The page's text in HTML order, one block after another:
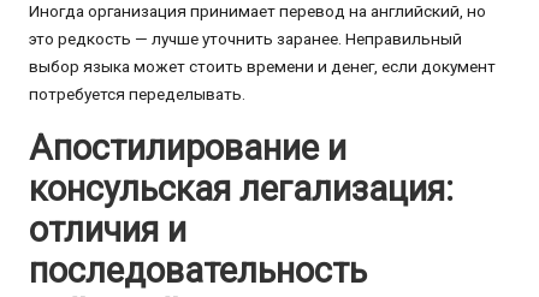
Иногда организация принимает перевод на английский, но
это редкость — лучше уточнить заранее. Неправильный
выбор языка может стоить времени и денег, если документ
потребуется переделывать.
Апостилирование и
консульская легализация:
отличия и
последовательность